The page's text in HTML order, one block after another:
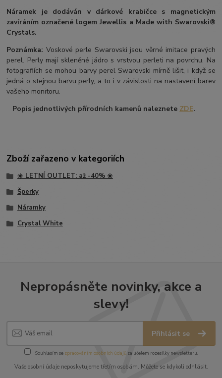
Náramek je dodáván v dárkové krabičce s magnetickým
zavíráním označené logem Jewellis a Made with Swarovski®
Crystals.
Poznámka: Voskové perle Swarovski jsou věrné imitace pravých
perel. Perly mají skleněné jádro s vrstvou perleti na povrchu. Na
fotografiích se mohou barvy perel Swarovski mírně lišit, i když se
jedná o stejnou barvu perly, a to i v závislosti na nastavení barev
vašeho monitoru.
Popis jednotlivých přírodních kamenů naleznete ZDE.
Zboží zařazeno v kategoriích
☀️ LETNÍ OUTLET: až -40% ☀️
Šperky
Náramky
Crystal White
Nepropásněte novinky, akce a
slevy!
Přihlásit se
Souhlasím se zpracováním osobních údajůza účelem rozesílky newsletteru.
Vaše osobní údaje neposkytujeme třetím osobám. Můžete se kdykoli odhlásit.